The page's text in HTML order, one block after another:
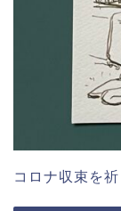
コロナ収束を